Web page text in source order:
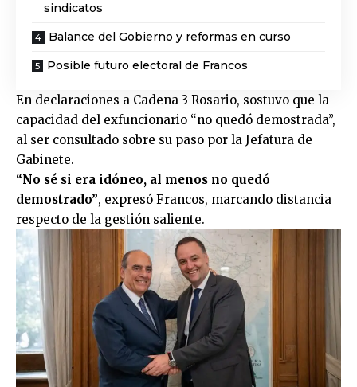
sindicatos
Balance del Gobierno y reformas en curso
Posible futuro electoral de Francos
En declaraciones a Cadena 3 Rosario, sostuvo que la
capacidad del exfuncionario “no quedó demostrada”,
al ser consultado sobre su paso por la Jefatura de
Gabinete.
“No sé si era idóneo, al menos no quedó
demostrado”, expresó Francos, marcando distancia
respecto de la gestión saliente.